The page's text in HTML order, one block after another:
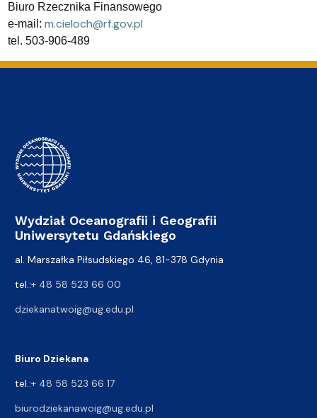
Biuro Rzecznika Finansowego
e-mail: m.cieloch@rf.gov.pl
tel. 503-906-489
Wydział Oceanografii i Geografii
Uniwersytetu Gdańskiego
al. Marszałka Piłsudskiego 46, 81-378 Gdynia
tel.:+ 48 58 523 66 00
dziekanatwoig@ug.edu.pl
Biuro Dziekana
tel.:+ 48 58 523 66 17
biurodziekanawoig@ug.edu.pl